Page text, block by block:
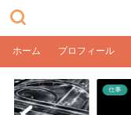
ホーム プロフィール
仕事